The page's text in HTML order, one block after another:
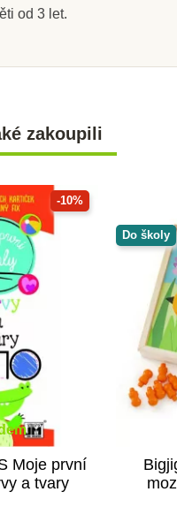
Kčod 3 let.
zakoupili
-10%
Moje první
a tvary
Do školy